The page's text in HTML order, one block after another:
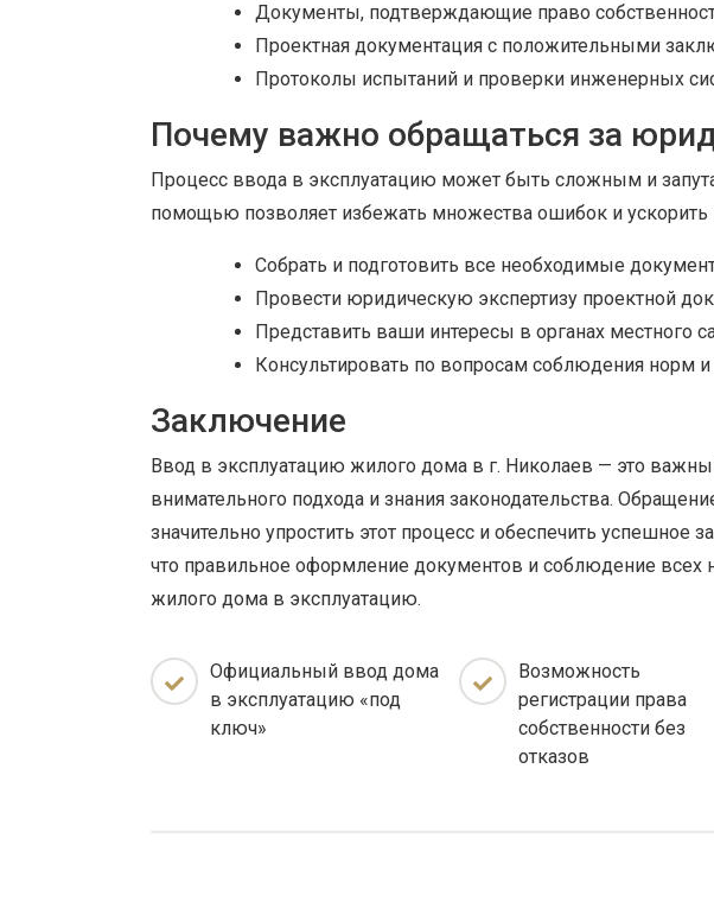
Документы, подтверждающие право
Проектная документация с положительными
Протоколы испытаний и проверки инженерных
Почему важно обращаться за
Процесс ввода в эксплуатацию может быть сложным и
помощью позволяет избежать множества ошибок и
Собрать и подготовить все необходимые
Провести юридическую экспертизу проектной
Представить ваши интересы в органах местного
Консультировать по вопросам соблюдения норм и
Заключение
Ввод в эксплуатацию жилого дома в г. Николаев — это
внимательного подхода и знания законодательства.
значительно упростить этот процесс и обеспечить успешное
что правильное оформление документов и соблюдение всех
жилого дома в эксплуатацию.
Официальный ввод дома
в эксплуатацию «под
ключ»
Возможность
регистрации права
собственности без
отказов